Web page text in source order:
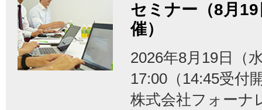
セミナー（8月
催）
2026年8月19日（
17:00（14:45受付
株式会社フォー